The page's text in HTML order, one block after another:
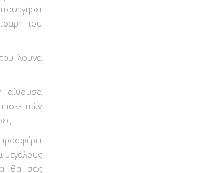
του
λούνα
αίθουσα
μεγάλους
θα σας